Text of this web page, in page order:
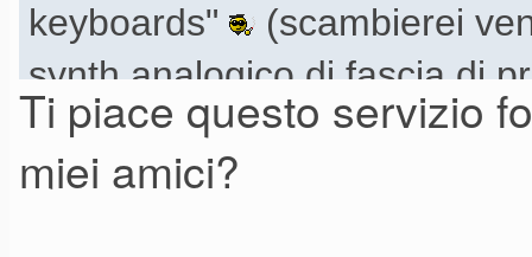
keyboards"
(scambierei
synth analogico di fascia di
conguaglio entro i 200€ ).
Ti piace questo servizio
miei amici?